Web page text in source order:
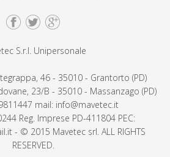
S.r.l. Unipersonale
46 - 35010 - Grantorto (PD)
23/B - 35010 - Massanzago (PD)
mail: info@mavetec.it
Reg. Imprese PD-411804 PEC:
- © 2015 Mavetec srl. ALL RIGHTS
RESERVED.